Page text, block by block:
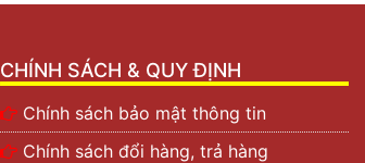
CHÍNH SÁCH & QUY ĐỊNH
Chính sách bảo mật thông tin
Chính sách đổi hàng, trả hàng